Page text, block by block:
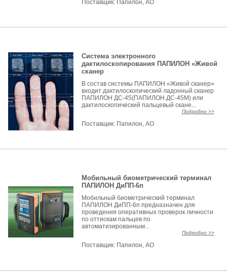
Поставщик: Папилон, АО
Система электронного
дактилоскопирования ПАПИЛОН «Живой
сканер
В состав системы ПАПИЛОН «Живой сканер»
входит дактилоскопический ладонный сканер
ПАПИЛОН ДС-45(ПАПИЛОН ДС-45М) или
дактилоскопический пальцевый скане...
Подробно >>
Поставщик: Папилон, АО
Мобильный биометрический терминал
ПАПИЛОН ДиПП-6п
Мобильный биометрический терминал
ПАПИЛОН ДиПП-6п предназначен для
проведения оперативных проверок личности
по оттискам пальцев по
автоматизированным...
Подробно >>
Поставщик: Папилон, АО